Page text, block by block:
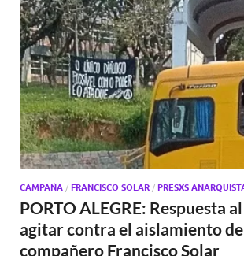
CAMPAÑA / FRANCISCO SOLAR / PRESXS
PORTO ALEGRE: Respuesta
agitar contra el aislamiento
compañero Francisco Solar